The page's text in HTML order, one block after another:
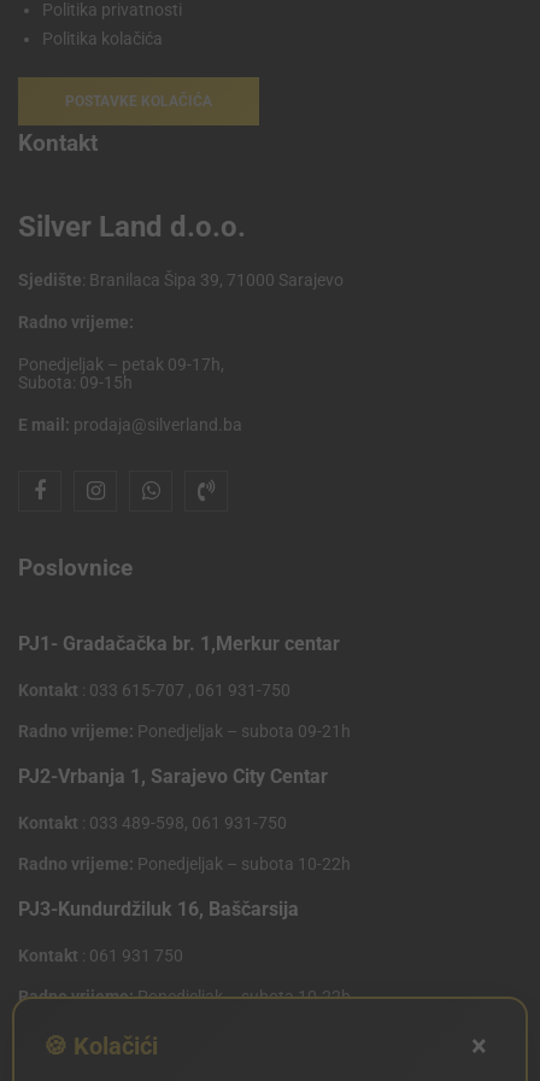
Politika privatnosti
Politika kolačića
POSTAVKE KOLAČIĆA
Kontakt
Silver Land d.o.o.
Sjedište: Branilaca Šipa 39, 71000 Sarajevo
Radno vrijeme:
Ponedjeljak – petak 09-17h,
Subota: 09-15h
E mail: prodaja@silverland.ba
Poslovnice
PJ1- Gradačačka br. 1,Merkur centar
Kontakt : 033 615-707 , 061 931-750
Radno vrijeme: Ponedjeljak – subota 09-21h
PJ2-Vrbanja 1, Sarajevo City Centar
Kontakt : 033 489-598, 061 931-750
Radno vrijeme: Ponedjeljak – subota 10-22h
PJ3-Kundurdžiluk 16, Baščarsija
Kontakt : 061 931 750
Radno vrijeme:Ponedjeljak – subota 10-22h
PJ4 West Gate,Mostarsko raskrsce 10 (Penny Plus
🍪 Kolačići ×